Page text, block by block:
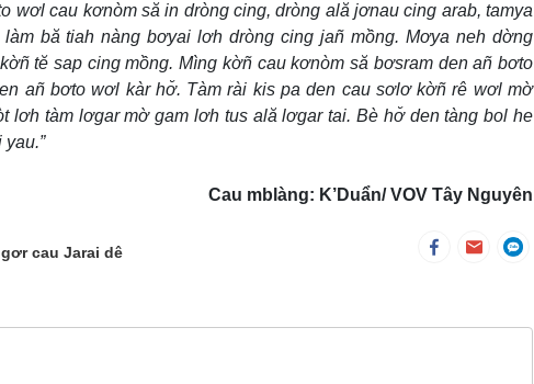
wơl cau kơnòm să in dròng cing, dròng ală jơnau cing arab, tamya
bă tiah nàng bơyai lơh dròng cing jañ mồng. Mơya neh dờng
tĕ sap cing mồng. Mìng kờñ cau kơnòm să bơsram den añ bơto
añ bơto wơl kàr hơ̆. Tàm rài kis pa den cau sơlơ kờñ rê wơl mờ
lơh tàm lơgar mờ gam lơh tus ală lơgar tai. Bè hơ̆ den tàng bol he
Cau mblàng: K’Duẩn/ VOV Tây Nguyên
cau Jarai dê